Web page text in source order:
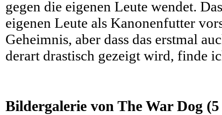
gegen die eigenen Leute wendet.
eigenen Leute als Kanonenfutter
Geheimnis, aber dass das erstmal
derart drastisch gezeigt wird, finde
Bildergalerie von The War Dog